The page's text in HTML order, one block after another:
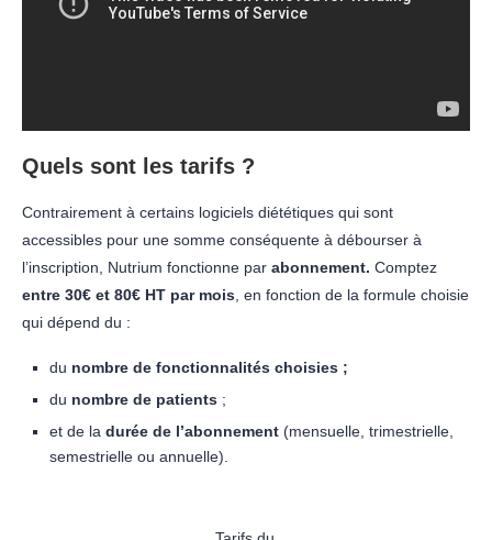
Quels sont les tarifs ?
Contrairement à certains logiciels diététiques qui sont
accessibles pour une somme conséquente à débourser à
l’inscription, Nutrium fonctionne par abonnement. Comptez
entre 30€ et 80€ HT par mois, en fonction de la formule choisie
qui dépend du :
du nombre de fonctionnalités choisies ;
du nombre de patients ;
et de la durée de l’abonnement (mensuelle, trimestrielle,
semestrielle ou annuelle).